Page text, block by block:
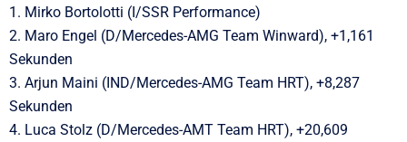
1. Mirko Bortolotti (I/SSR Performance)
2. Maro Engel (D/Mercedes-AMG Team Winward), +1,161
Sekunden
3. Arjun Maini (IND/Mercedes-AMG Team HRT), +8,287
Sekunden
4. Luca Stolz (D/Mercedes-AMT Team HRT), +20,609